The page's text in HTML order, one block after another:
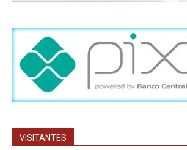
VISITANTES